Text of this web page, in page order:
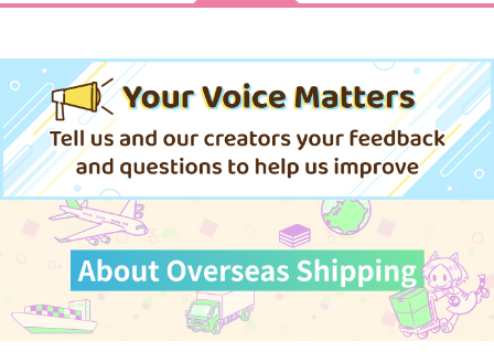
エンドロールで終わり
じゃない
パンタグラフ
（税込）
松野千冬×花垣武道
サンプル
場地課長の日常
タケノコワークス
場地圭介×松野千冬
サンプル
白雪姫 THE AFTER
Mimosa
715
場地圭介×松野千冬
サンプル
ラ編
パズルピース
セール中 専売
330円（税込）
東京卍リベンジャーズ
サンプル
カート